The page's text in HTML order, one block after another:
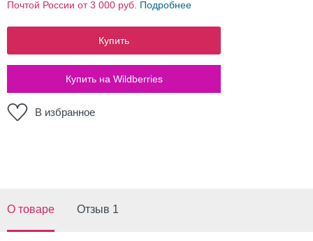
Почтой России от 3 000 руб. Подробнее
Купить
Купить на Wildberries
В избранное
О товаре Отзыв 1